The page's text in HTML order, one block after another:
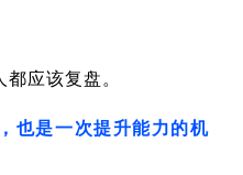
应该复盘。
也是一次提升能力的机